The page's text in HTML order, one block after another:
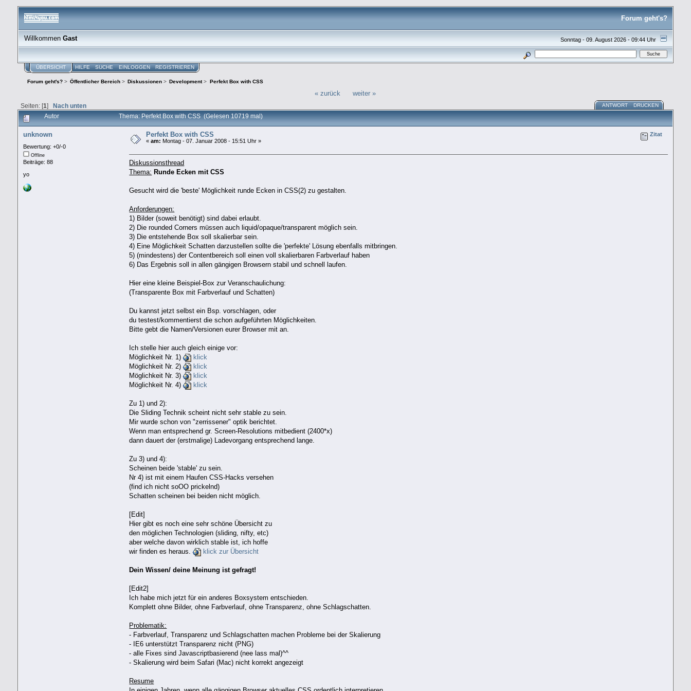
Forum geht's?
Sonntag - 09. August 2026 - 09:44 Uhr
WillkommenGast
ÜBERSICHT HILFE SUCHE EINLOGGEN REGISTRIEREN
Forum geht's?> Öffentlicher Bereich > Diskussionen > Development> Perfekt Box with CSS
« zurück weiter »
Seiten: [1] Nach unten ANTWORT DRUCKEN
Autor Thema: Perfekt Box with CSS (Gelesen 10719 mal)
unknown
Bewertung: +0/-0
Offline
Beiträge: 88
yo
Perfekt Box with CSS
« am: Montag - 07. Januar 2008 - 15:51 Uhr »
Zitat
Diskussionsthread
Thema: Runde Ecken mit CSS
Gesucht wird die 'beste' Möglichkeit runde Ecken in CSS(2) zu gestalten.
Anforderungen:
1) Bilder (soweit benötigt) sind dabei erlaubt.
2) Die rounded Corners müssen auch liquid/opaque/transparent möglich sein.
3) Die entstehende Box soll skalierbar sein.
4) Eine Möglichkeit Schatten darzustellen sollte die 'perfekte' Lösung ebenfalls mitbringen.
5) (mindestens) der Contentbereich soll einen voll skalierbaren Farbverlauf haben
6) Das Ergebnis soll in allen gängigen Browsern stabil und schnell laufen.
Hier eine kleine Beispiel-Box zur Veranschaulichung:
(Transparente Box mit Farbverlauf und Schatten)
Du kannst jetzt selbst ein Bsp. vorschlagen, oder
du testest/kommentierst die schon aufgeführten Möglichkeiten.
Bitte gebt die Namen/Versionen eurer Browser mit an.
Ich stelle hier auch gleich einige vor:
Möglichkeit Nr. 1)
klick
Möglichkeit Nr. 2)
klick
Möglichkeit Nr. 3)
klick
Möglichkeit Nr. 4)
klick
Zu 1) und 2):
Die Sliding Technik scheint nicht sehr stable zu sein.
Mir wurde schon von "zerrissener" optik berichtet.
Wenn man entsprechend gr. Screen-Resolutions mitbedient (2400*x)
dann dauert der (erstmalige) Ladevorgang entsprechend lange.
Zu 3) und 4):
Scheinen beide 'stable' zu sein.
Nr 4) ist mit einem Haufen CSS-Hacks versehen
(find ich nicht soOO prickelnd)
Schatten scheinen bei beiden nicht möglich.
[Edit]
Hier gibt es noch eine sehr schöne Übersicht zu
den möglichen Technologien (sliding, nifty, etc)
aber welche davon wirklich stable ist, ich hoffe
wir finden es heraus.
klick zur Übersicht
Dein Wissen/ deine Meinung ist gefragt!
[Edit2]
Ich habe mich jetzt für ein anderes Boxsystem entschieden.
Komplett ohne Bilder, ohne Farbverlauf, ohne Transparenz, ohne Schlagschatten.
Problematik:
- Farbverlauf, Transparenz und Schlagschatten machen Probleme bei der Skalierung
- IE6 unterstützt Transparenz nicht (PNG)
- alle Fixes sind Javascriptbasierend (nee lass mal)^^
- Skalierung wird beim Safari (Mac) nicht korrekt angezeigt
Resume